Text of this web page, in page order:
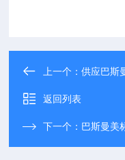
上一个：供应巴斯
返回列表
下一个： 巴斯曼美